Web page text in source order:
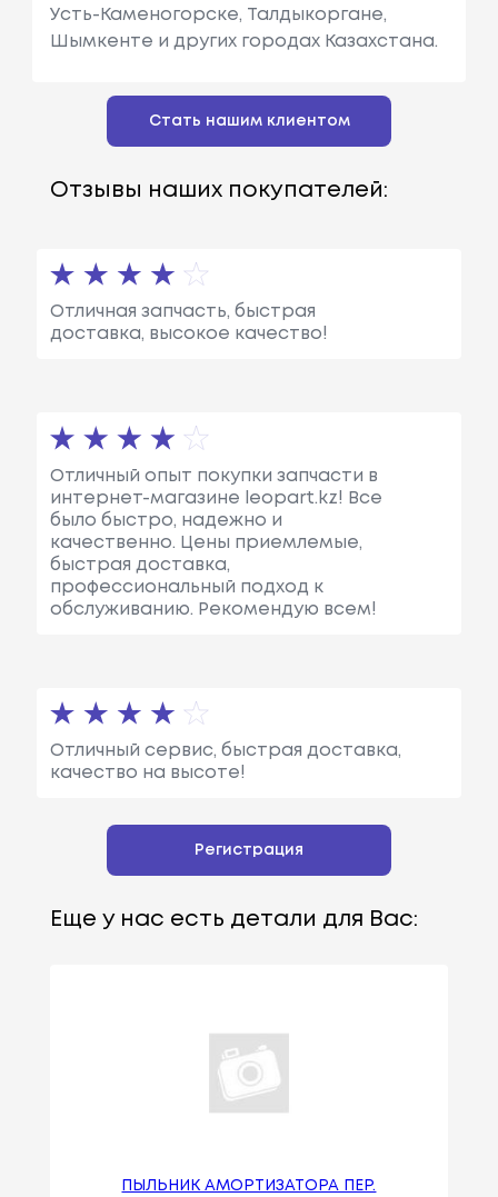
Усть-Каменогорске, Талдыкоргане,
Шымкенте и других городах Казахстана.
Стать нашим клиентом
Отзывы наших покупателей:
Отличная запчасть, быстрая
доставка, высокое качество!
Отличный опыт покупки запчасти в
интернет-магазине leopart.kz! Все
было быстро, надежно и
качественно. Цены приемлемые,
быстрая доставка,
профессиональный подход к
обслуживанию. Рекомендую всем!
Отличный сервис, быстрая доставка,
качество на высоте!
Регистрация
Еще у нас есть детали для Вас:
ПЫЛЬНИК АМОРТИЗАТОРА ПЕР.